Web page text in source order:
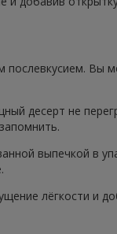
послевкусием. Вы
десерт не
выпечкой в
лёгкости и